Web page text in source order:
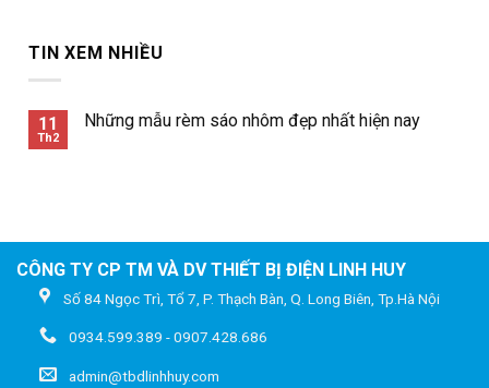
TIN XEM NHIỀU
11
Th2
Những mẫu rèm sáo nhôm đẹp nhất hiện nay
CÔNG TY CP TM VÀ DV THIẾT BỊ ĐIỆN LINH HUY
Số 84 Ngọc Trì, Tổ 7, P. Thạch Bàn, Q. Long Biên, Tp.Hà Nội
0934.599.389 - 0907.428.686
admin@tbdlinhhuy.com